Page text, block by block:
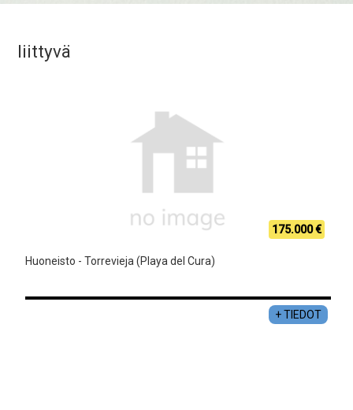
liittyvä
175.000 €
Huoneisto - Torrevieja (Playa del Cura)
+ TIEDOT